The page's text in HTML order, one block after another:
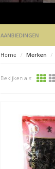
AANBIEDINGEN
Home Merken
Bekijken als: